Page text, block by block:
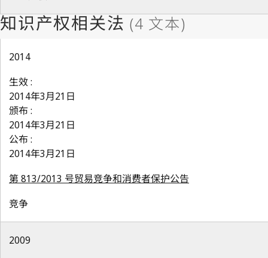
2014
生效 :
2014年3月21日
颁布 :
2014年3月21日
公布 :
2014年3月21日
第 813/2013 号贸易竞争和消费者保护公告
竞争
2009